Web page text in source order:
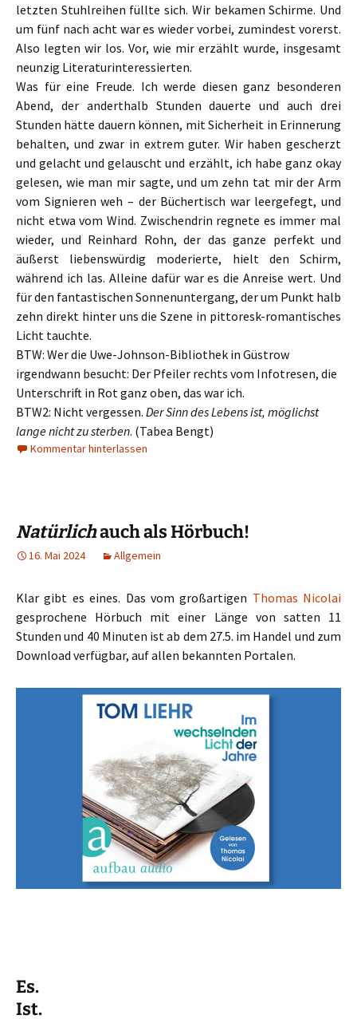
letzten Stuhlreihen füllte sich. Wir bekamen Schirme. Und
um fünf nach acht war es wieder vorbei, zumindest vorerst.
Also legten wir los. Vor, wie mir erzählt wurde, insgesamt
neunzig Literaturinteressierten.
Was für eine Freude. Ich werde diesen ganz besonderen
Abend, der anderthalb Stunden dauerte und auch drei
Stunden hätte dauern können, mit Sicherheit in Erinnerung
behalten, und zwar in extrem guter. Wir haben gescherzt
und gelacht und gelauscht und erzählt, ich habe ganz okay
gelesen, wie man mir sagte, und um zehn tat mir der Arm
vom Signieren weh – der Büchertisch war leergefegt, und
nicht etwa vom Wind. Zwischendrin regnete es immer mal
wieder, und Reinhard Rohn, der das ganze perfekt und
äußerst liebenswürdig moderierte, hielt den Schirm,
während ich las. Alleine dafür war es die Anreise wert. Und
für den fantastischen Sonnenuntergang, der um Punkt halb
zehn direkt hinter uns die Szene in pittoresk-romantisches
Licht tauchte.
BTW: Wer die Uwe-Johnson-Bibliothek in Güstrow
irgendwann besucht: Der Pfeiler rechts vom Infotresen, die
Unterschrift in Rot ganz oben, das war ich.
BTW2: Nicht vergessen. Der Sinn des Lebens ist, möglichst
lange nicht zu sterben. (Tabea Bengt)
Kommentar hinterlassen
Natürlichauch als Hörbuch!
16. Mai 2024 Allgemein
Klar gibt es eines. Das vom großartigen Thomas Nicolai
gesprochene Hörbuch mit einer Länge von satten 11
Stunden und 40 Minuten ist ab dem 27.5. im Handel und zum
Download verfügbar, auf allen bekannten Portalen.
Es.
Ist.